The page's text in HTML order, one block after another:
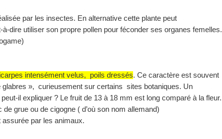
par les insectes. En alternative cette plante peut
à-dire utiliser son propre pollen pour féconder ses organes femelles.
intensément velus, poils dressés. Ce caractère est souvent
glabres », curieusement sur certains sites botaniques. Un
il expliquer ? Le fruit de 13 à 18 mm est long comparé à la fleur.
de grue ou de cigogne ( d’où son nom allemand)
assurée par les animaux.